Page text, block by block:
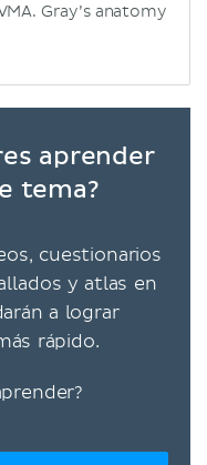
Gray’s anatomy
aprender
tema?
cuestionarios
y atlas en
a lograr
rápido.